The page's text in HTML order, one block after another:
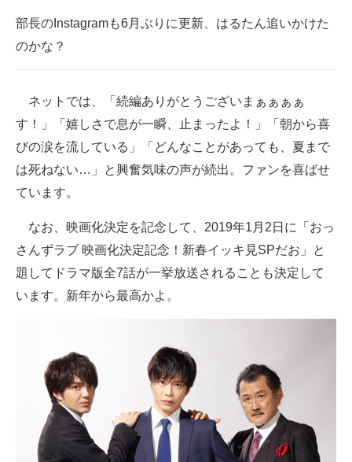
部長のInstagramも6月ぶりに更新、はるたん追いかけた
のかな？
ネットでは、「続編ありがとうございまぁぁぁぁ
す！」「嬉しさで息が一瞬、止まったよ！」「朝から喜
びの涙を流している」「どんなことがあっても、夏まで
は死ねない…」と興奮気味の声が続出。ファンを喜ばせ
ています。
なお、映画化決定を記念して、2019年1月2日に「おっ
さんずラブ 映画化決定記念！新春イッキ見SPだお」と
題してドラマ版全7話が一挙放送されることも決定して
います。新年から最高かよ。